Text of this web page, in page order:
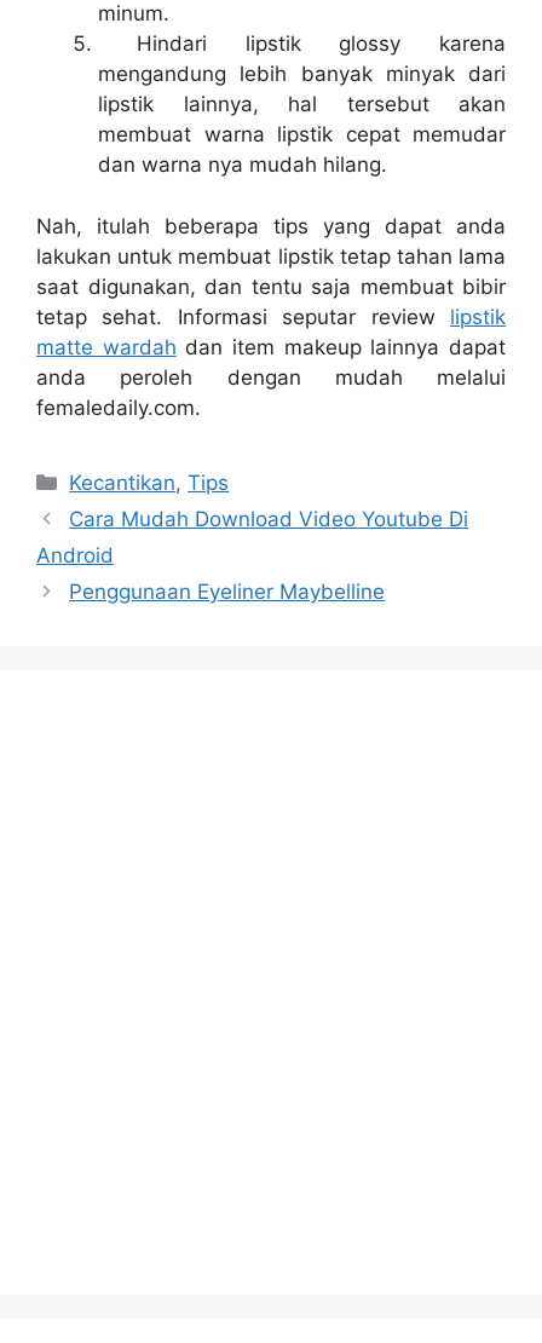
minum.
Hindari lipstik glossy karena
mengandung lebih banyak minyak dari
lipstik lainnya, hal tersebut akan
membuat warna lipstik cepat memudar
dan warna nya mudah hilang.
Nah, itulah beberapa tips yang dapat anda
lakukan untuk membuat lipstik tetap tahan lama
saat digunakan, dan tentu saja membuat bibir
tetap sehat. Informasi seputar review lipstik
matte wardah dan item makeup lainnya dapat
anda peroleh dengan mudah melalui
femaledaily.com.
Categories
Kecantikan,Tips
Cara Mudah Download Video Youtube Di
Android
Penggunaan Eyeliner Maybelline